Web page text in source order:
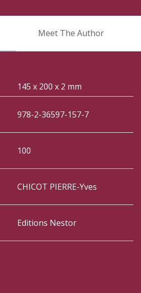
Meet The Author
145 x 200 x 2 mm
978-2-36597-157-7
100
CHICOT PIERRE-Yves
Editions Nestor